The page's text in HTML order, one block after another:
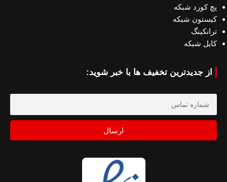
پچ کورد شبکه
کیستون شبکه
ترانکینگ
کابل شبکه
از جدیدترین تخفیف ها با خبر شوید:
ارسال